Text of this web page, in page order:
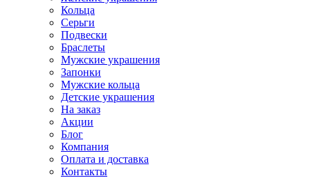
Кольца
Серьги
Подвески
Браслеты
Мужские украшения
Запонки
Мужские кольца
Детские украшения
На заказ
Акции
Блог
Компания
Оплата и доставка
Контакты